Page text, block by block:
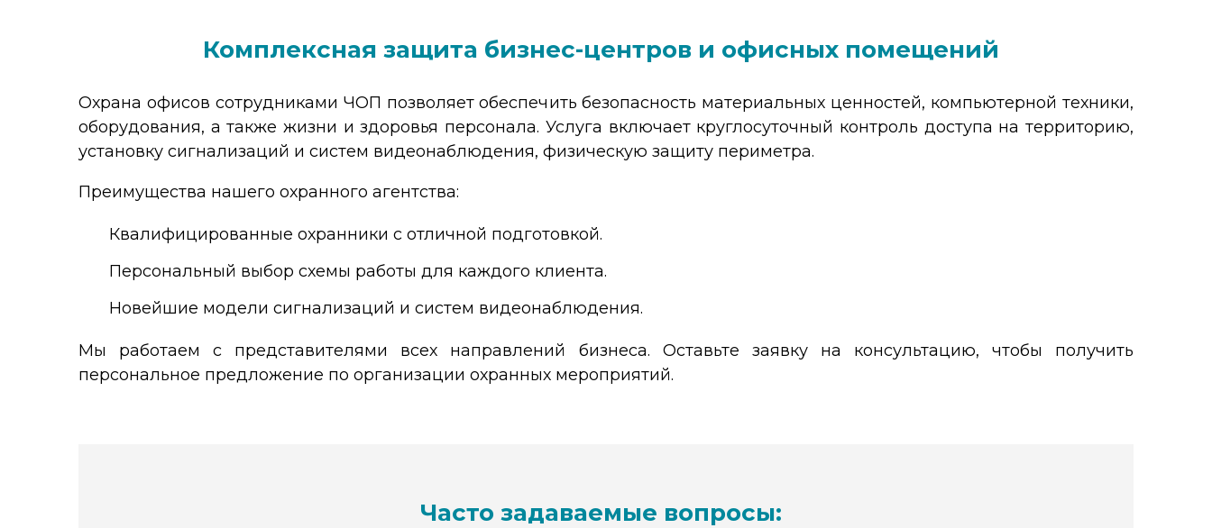
Комплексная защита бизнес-центров и офисных помещений
Охрана офисов сотрудниками ЧОП позволяет обеспечить безопасность материальных ценностей, компьютерной техники,
оборудования, а также жизни и здоровья персонала. Услуга включает круглосуточный контроль доступа на территорию,
установку сигнализаций и систем видеонаблюдения, физическую защиту периметра.
Преимущества нашего охранного агентства:
Квалифицированные охранники с отличной подготовкой.
Персональный выбор схемы работы для каждого клиента.
Новейшие модели сигнализаций и систем видеонаблюдения.
Мы работаем с представителями всех направлений бизнеса. Оставьте заявку на консультацию, чтобы получить
персональное предложение по организации охранных мероприятий.
Часто задаваемые вопросы: